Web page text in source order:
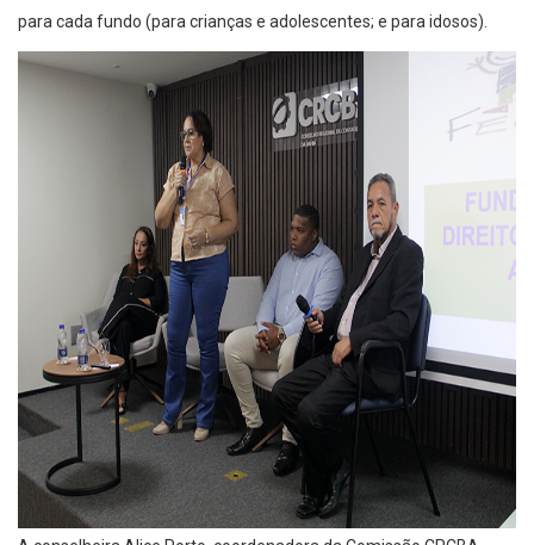
para cada fundo (para crianças e adolescentes; e para idosos).